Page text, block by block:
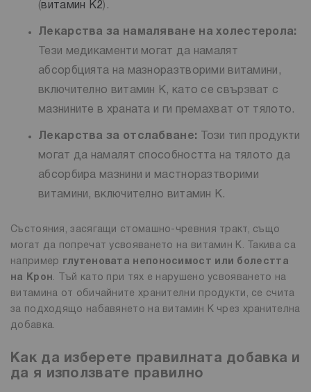
( витамин К2).
Лекарства за намаляване на холестерола:
Тези медикаменти могат да намалят
абсорбцията на мазноразтворими витамини,
включително витамин К, като се свързват с
мазнините в храната и ги премахват от тялото.
Лекарства за отслабване: Този тип продукти
могат да намалят способността на тялото да
абсорбира мазнини и мастноразтворими
витамини, включително витамин К.
Състояния, засягащи стомашно-чревния тракт, също
могат да попречат усвояването на витамин К. Такива са
например
глутеновата непоносимост или болестта
на Крон . Тъй като при тях е нарушено усвояването на
витамина от обичайните хранителни продукти, се счита
за подходящо набавянето на витамин К чрез хранителна
добавка.
Как да изберете правилната добавка и
да я използвате правилно